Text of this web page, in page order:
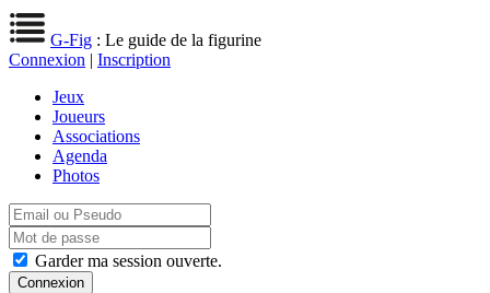
G-Fig : Le guide de la figurine
Connexion | Inscription
Jeux
Joueurs
Associations
Agenda
Photos
Garder ma session ouverte.